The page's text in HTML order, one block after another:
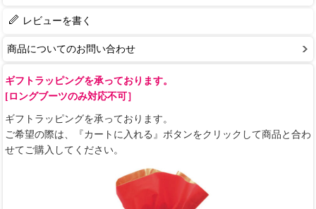
レビューを書く
商品についてのお問い合わせ
ギフトラッピングを承っております。
[ロングブーツのみ対応不可］
ギフトラッピングを承っております。
ご希望の際は、『カートに入れる』ボタンをクリックして商品と合わ
せてご購入してください。